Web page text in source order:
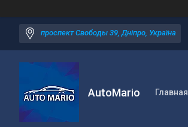
проспект Свободы 39, Дніпро, Україна
AutoMario Главная